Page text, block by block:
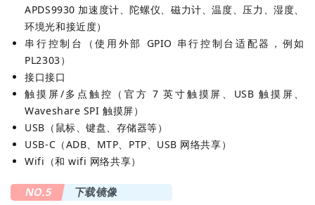
APDS9930 加速度计、陀螺仪、磁力计、温度、压力、湿度、
环境光和接近度）
串行控制台（使用外部 GPIO 串行控制台适配器，例如
PL2303）
接口接口
触摸屏/多点触控（官方 7 英寸触摸屏、USB 触摸屏、
Waveshare SPI 触摸屏）
USB（鼠标、键盘、存储器等）
USB-C（ADB、MTP、PTP、USB 网络共享）
Wifi（和 wifi 网络共享）
NO.5 下载镜像